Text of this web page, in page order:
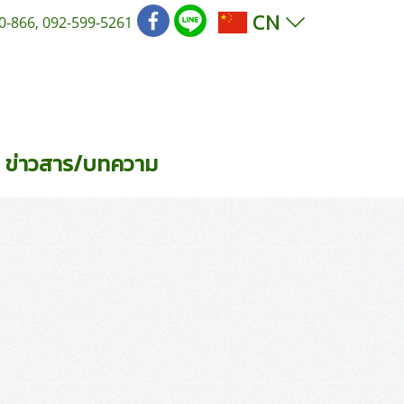
866, 092-599-5261 CN
ข่าวสาร/บทความ